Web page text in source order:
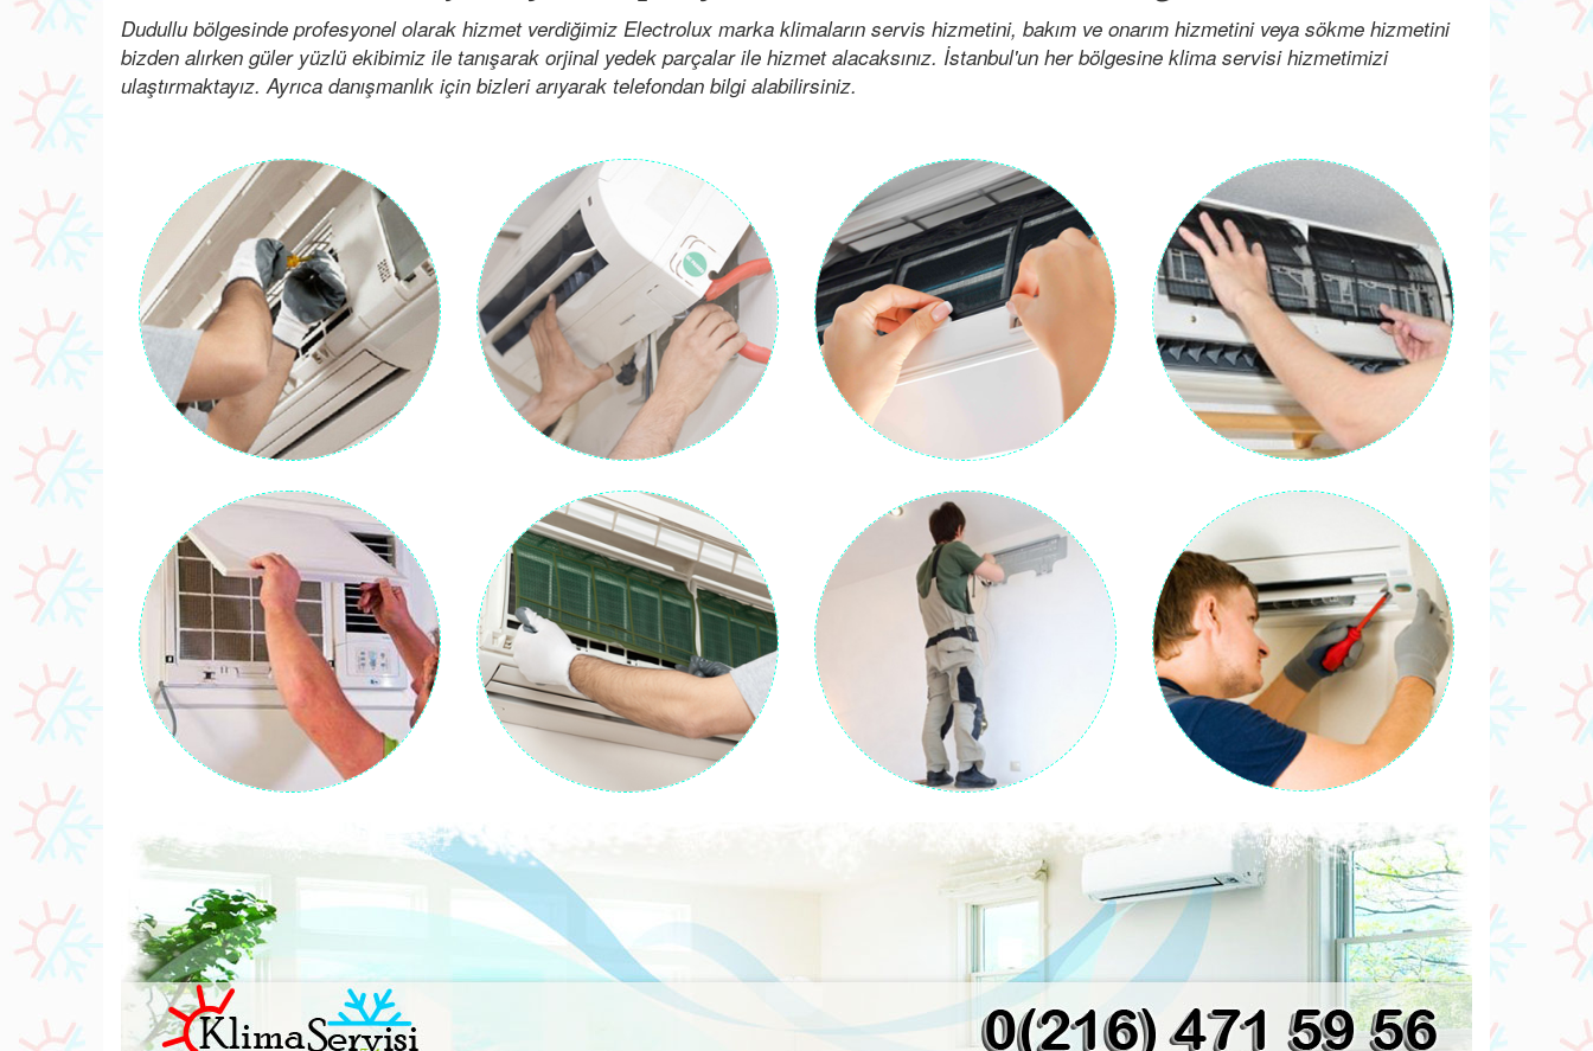
Dudullu bölgesinde profesyonel olarak hizmet verdiğimiz Electrolux marka klimaların servis hizmetini, bakım ve onarım hizmetini veya sökme hizmetini
bizden alırken güler yüzlü ekibimiz ile tanışarak orjinal yedek parçalar ile hizmet alacaksınız. İstanbul'un her bölgesine klima servisi hizmetimizi
ulaştırmaktayız. Ayrıca danışmanlık için bizleri arıyarak telefondan bilgi alabilirsiniz.